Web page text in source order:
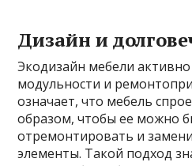
Дизайн и
Экодизайн мебели
модульности и
означает, что мебель
образом, чтобы ее можно
отремонтировать и
элементы. Такой подход